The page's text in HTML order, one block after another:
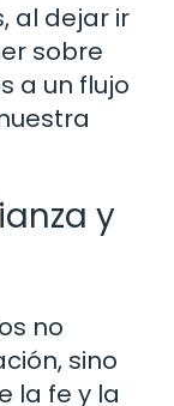
al dejar ir
sobre
a un flujo
y
no
sino
la fe y la